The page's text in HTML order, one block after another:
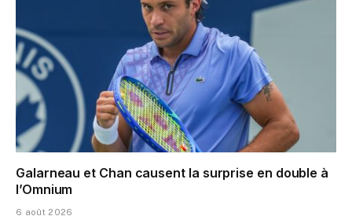
Galarneau et Chan causent la surprise en double à
l’Omnium
6 août 2026